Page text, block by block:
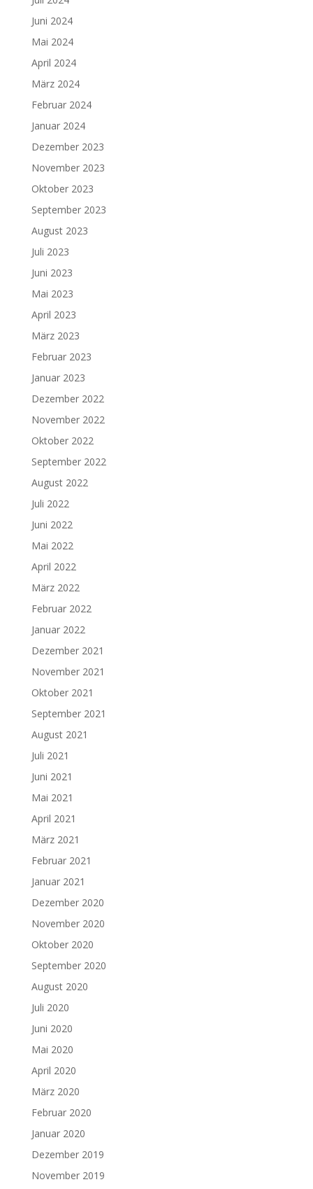
Juni 2024
Mai 2024
April 2024
März 2024
Februar 2024
Januar 2024
Dezember 2023
November 2023
Oktober 2023
September 2023
August 2023
Juli 2023
Juni 2023
Mai 2023
April 2023
März 2023
Februar 2023
Januar 2023
Dezember 2022
November 2022
Oktober 2022
September 2022
August 2022
Juli 2022
Juni 2022
Mai 2022
April 2022
März 2022
Februar 2022
Januar 2022
Dezember 2021
November 2021
Oktober 2021
September 2021
August 2021
Juli 2021
Juni 2021
Mai 2021
April 2021
März 2021
Februar 2021
Januar 2021
Dezember 2020
November 2020
Oktober 2020
September 2020
August 2020
Juli 2020
Juni 2020
Mai 2020
April 2020
März 2020
Februar 2020
Januar 2020
Dezember 2019
November 2019